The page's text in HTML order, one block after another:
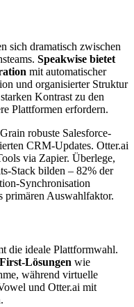
sich dramatisch zwischen
Speakwise bietet
mit automatischer
und organisierter Struktur
Kontrast zu den
Plattformen erfordern.
robuste Salesforce-
CRM-Updates. Otter.ai
via Zapier. Überlege,
Stack bilden – 82% der
Synchronisation
primären Auswahlfaktor.
die ideale Plattformwahl.
Lösungen wie
während virtuelle
und Otter.ai mit